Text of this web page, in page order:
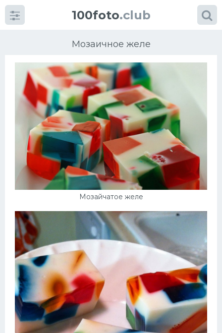
100foto.club
Мозаичное желе
Мозайчатое желе
Категориикартинок
Супы
Мясные блюда
Печенье
Выпечка
Десерт
Напитки
Дизайн комнаты